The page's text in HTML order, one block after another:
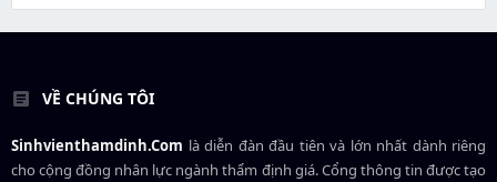
VỀ CHÚNG TÔI
Sinhvienthamdinh.Com là diễn đàn đầu tiên và lớn nhất dành riêng
cho cộng đồng nhân lực ngànhthẩm định giá. Cổng thông tin được tạo